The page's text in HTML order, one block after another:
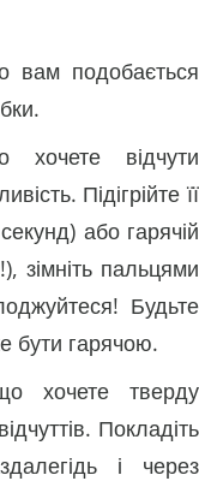
вам подобається
відчути
Підігрійте її
або гарячій
зімніть пальцями
Будьте
бути гарячою.
хочете тверду
Покладіть
і через